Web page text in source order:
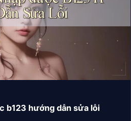
b123 hướng dẫn sửa lỗi